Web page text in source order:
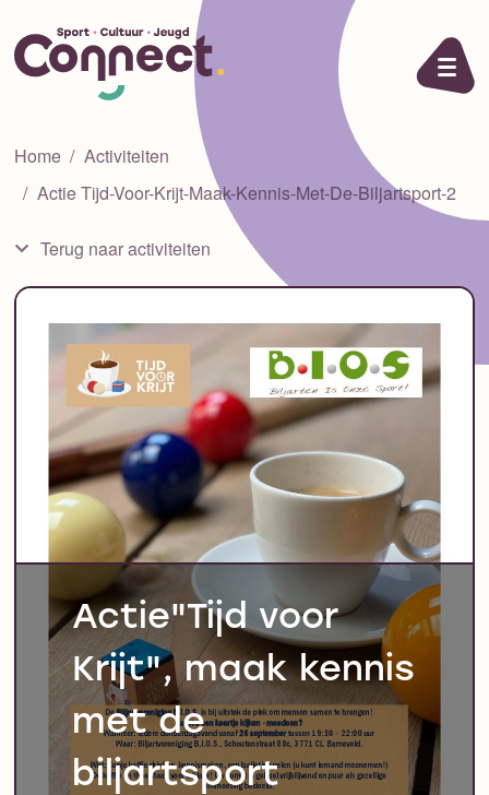
Ga naar de inhoud
Home
Activiteiten
Actie Tijd-Voor-Krijt-Maak-Kennis-Met-De-Biljartsport-2
Terug naar activiteiten
Actie"Tijd voor
Krijt", maak kennis
met de
biljartsport